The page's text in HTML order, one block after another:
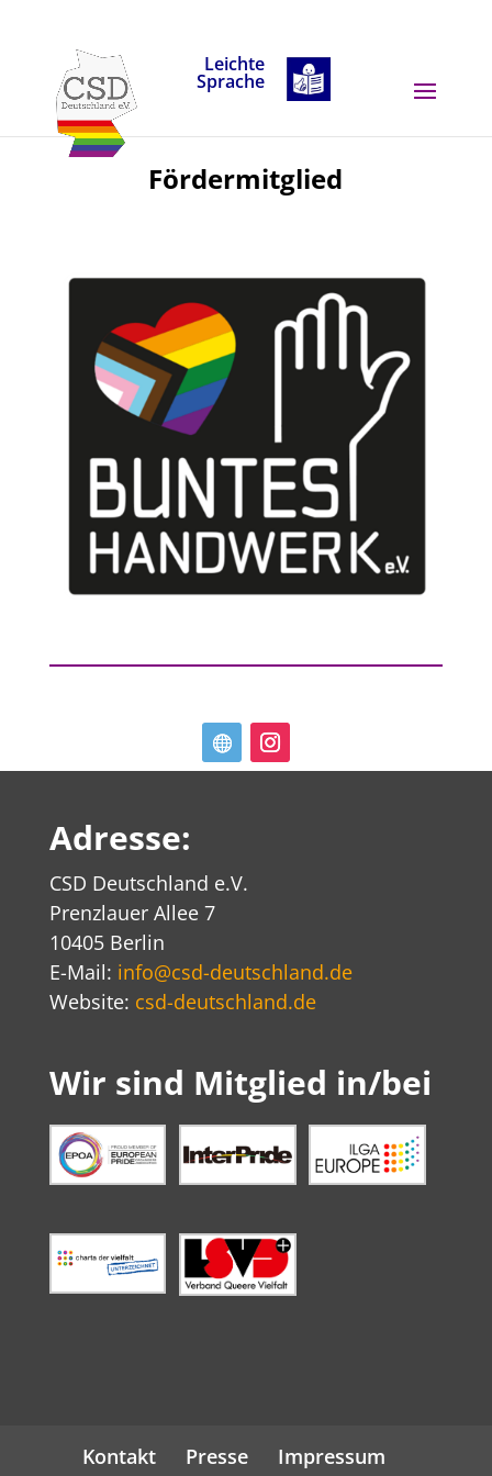
Leichte
Sprache
Fördermitglied
Adresse:
CSD Deutschland e.V.
Prenzlauer Allee 7
10405 Berlin
E-Mail: info@csd-deutschland.de
Website: csd-deutschland.de
Wir sind Mitglied in/bei
Kontakt Presse
Impressum